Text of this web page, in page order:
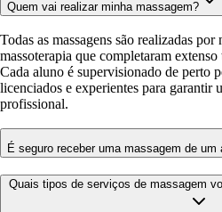
Quem vai realizar minha massagem?
Todas as massagens são realizadas
massoterapia que completaram
Cada aluno é supervisionado de perto
licenciados e experientes para garantir
profissional.
É seguro receber uma massagem de um
Quais tipos de serviços de massagem